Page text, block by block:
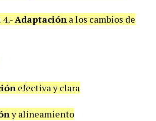
4.-Adaptación a los cambios de
efectiva y clara
y alineamiento